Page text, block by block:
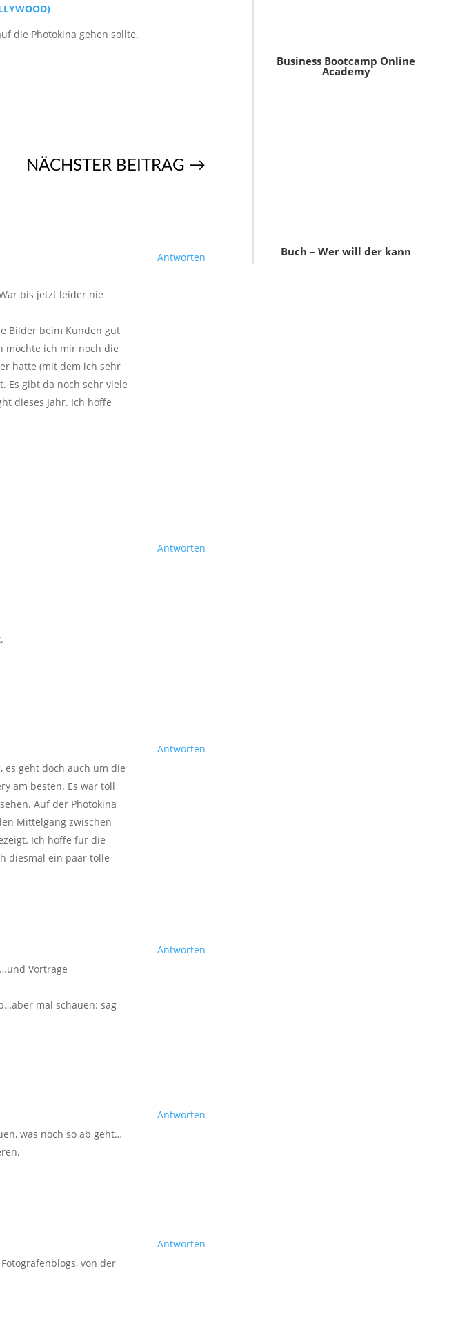
die Photokina gehen sollte.
NÄCHSTER BEITRAG →
bis jetzt leider nie
Bilder beim Kunden gut
möchte ich mir noch die
hatte (mit dem ich sehr
Es gibt da noch sehr viele
dieses Jahr. Ich hoffe
Antworten
Antworten
geht doch auch um die
am besten. Es war toll
Auf der Photokina
Mittelgang zwischen
Ich hoffe für die
diesmal ein paar tolle
Antworten
Vorträge
mal schauen: sag
Antworten
was noch so ab geht…
Antworten
von der
Antworten
Business Bootcamp Online
Academy
Buch – Wer will der kann